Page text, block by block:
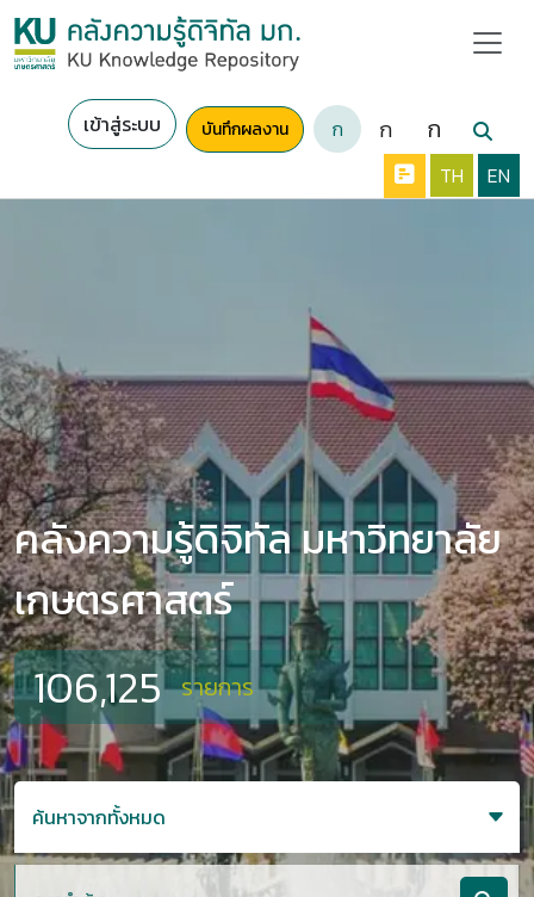
เข้าสู่ระบบ บันทึกผลงาน ก ก ก
TH EN
คลังความรู้ดิจิทัล มหาวิทยาลัย
เกษตรศาสตร์
106,125 รายการ